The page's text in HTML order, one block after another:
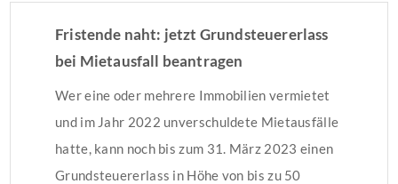
Fristende naht: jetzt Grundsteuererlass
bei Mietausfall beantragen
Wer eine oder mehrere Immobilien vermietet
und im Jahr 2022 unverschuldete Mietausfälle
hatte, kann noch bis zum 31. März 2023 einen
Grundsteuererlass in Höhe von bis zu 50